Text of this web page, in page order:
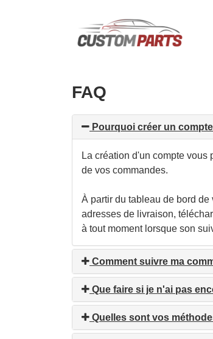
FAQ
Pourquoi créer un
La création d'un compte
de vos commandes.
À partir du tableau de bord
adresses de livraison,
à tout moment lorsque son
Comment suivre ma
Que faire si je n'ai pas
Quelles sont vos